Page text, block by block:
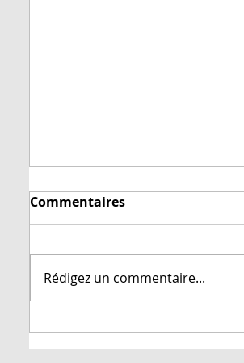
Aiguilles de taille
des aiguilles! Ici au Québec,
nous avons des aiguilles à
tricoter disponibles dans trois
Commentaires
Rédigez un commentaire...